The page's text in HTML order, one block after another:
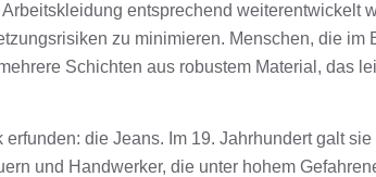
entsprechend weiterentwickelt
zu minimieren. Menschen, die im
Schichten aus robustem Material, das
die Jeans. Im 19. Jahrhundert galt
und Handwerker, die unter hohem